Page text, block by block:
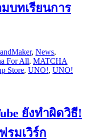
บทเรียนการ
, News,
For All, MATCHA
Store, UNO!, UNO!
ยังทำผิดวิธี!
รมเวิร์ก